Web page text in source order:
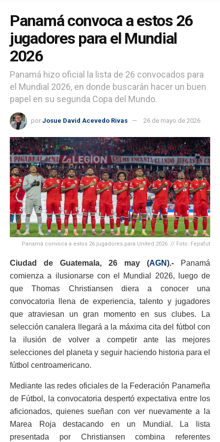
Panamá convoca a estos 26
jugadores para el Mundial
2026
Panamá hizo oficial la lista de 26 convocados para
el Mundial 2026, en donde buscarán hacer un buen
papel en su segunda Copa del Mundo.
por Josue David Acevedo Rivas 26 de mayo de 2026
Panamá convoca a estos 26 jugadores para United 2026. // Foto: Fepafut
Ciudad de Guatemala, 26 may (AGN).-
Panamá
comienza a ilusionarse con el Mundial 2026, luego de
que Thomas Christiansen diera a conocer una
convocatoria llena de experiencia, talento y jugadores
que atraviesan un gran momento en sus clubes. La
selección canalera llegará a la máxima cita del fútbol con
la ilusión de volver a competir ante las mejores
selecciones del planeta y seguir haciendo historia para el
fútbol centroamericano.
Mediante las redes oficiales de la Federación Panameña
de Fútbol, la convocatoria despertó expectativa entre los
aficionados, quienes sueñan con ver nuevamente a la
Marea Roja destacando en un Mundial. La lista
presentada por Christiansen combina referentes